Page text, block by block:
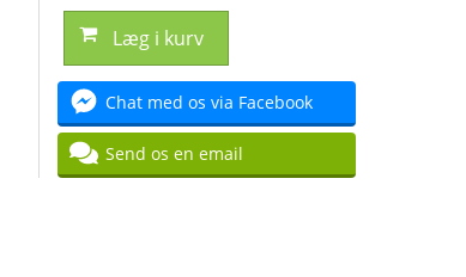
Læg i kurv
Chat med os via Facebook
Send os en email